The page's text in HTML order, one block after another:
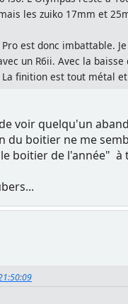
les zuiko 17mm et
est donc imbattable.
un R6ii. Avec la
finition est tout métal
voir quelqu'un
du boitier ne me
boitier de l'année"